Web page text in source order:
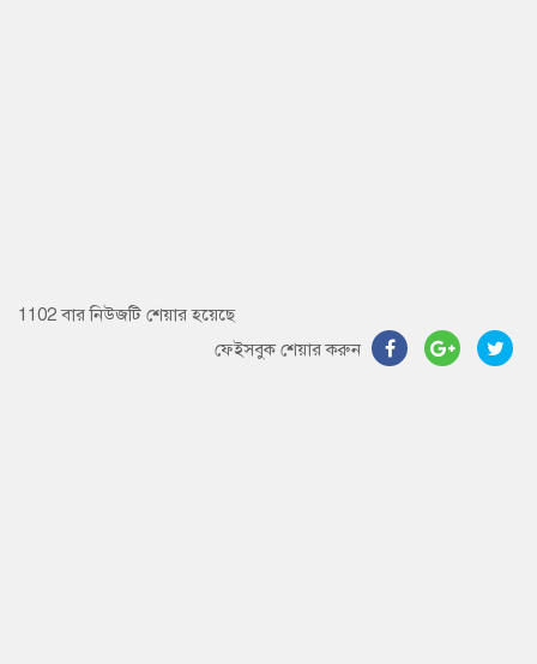
1102 বার নিউজটি শেয়ার হয়েছে
ফেইসবুক শেয়ার করুন